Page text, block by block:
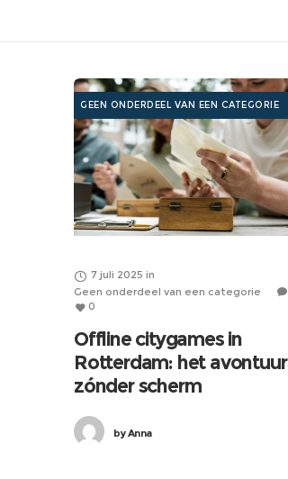
GEEN ONDERDEEL VAN EEN CATEGORIE
7 juli 2025 in
Geen onderdeel van een categorie
0
Offline citygames in
Rotterdam: het avontuur
zónder scherm
byAnna